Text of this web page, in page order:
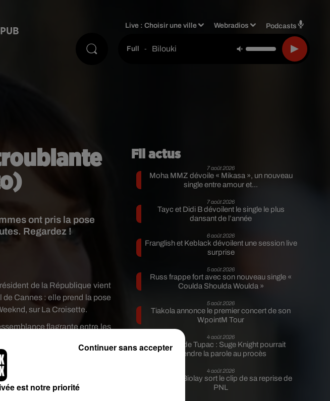
Live :Choisir une ville Webradios Podcasts
Full - Bilouki
ont pris la pose
Regardez !
de la République vient
de Cannes : elle prend la pose
, sur La Croisette.
flagrante entre les
Fil actus
7 août 2026
Moha MMZ dévoile « Mikasa », un nouveau
single entre amour et...
7 août 2026
Tayc et Didi B dévoilent le single le plus
dansant de l’année
6 août 2026
Franglish et Keblack dévoilent une session live
surprise
5 août 2026
Russ frappe fort avec son nouveau single «
Coulda Shoulda Woulda »
5 août 2026
Tiakola annonce le premier concert de son
WpointM Tour
4 août 2026
Meurtre de Tupac : Suge Knight pourrait
prendre la parole au procès
4 août 2026
Benjamin Biolay sort le clip de sa reprise de
PNL
est notre priorité
Continuer sans accepter